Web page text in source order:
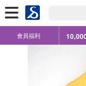
會員福利